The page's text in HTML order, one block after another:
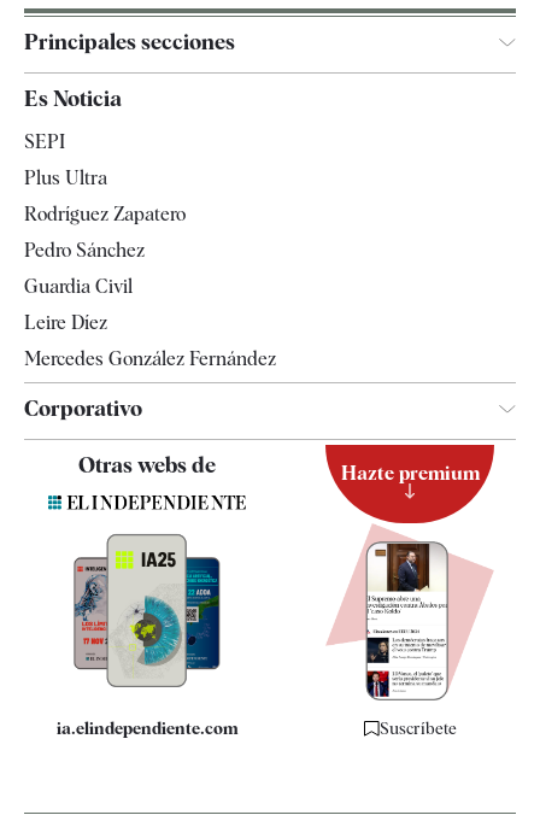
Principales secciones
España
Televisión
Es Noticia
SEPI
Plus Ultra
Rodríguez Zapatero
Pedro Sánchez
Guardia Civil
Leire Díez
Mercedes González Fernández
Corporativo
Contacto
Quiénes somos
Especificaciones
Otras webs de
ia.elindependiente.com
Hazte premium
Suscríbete